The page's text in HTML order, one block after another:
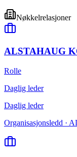
Nøkkelrelasjoner
ALSTAHAUG
Rolle
Daglig leder
Daglig leder
Organisasjonsledd ·